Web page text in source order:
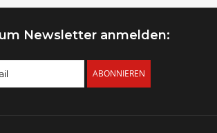
Newsletter anmelden:
ABONNIEREN